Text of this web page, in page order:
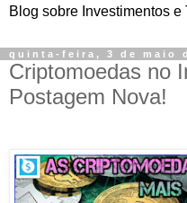
Blog sobre Investimentos
quinta-feira, 3 de maio
Criptomoedas no
Postagem Nova!